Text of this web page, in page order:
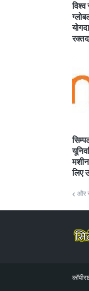
विश्व
लिए
और